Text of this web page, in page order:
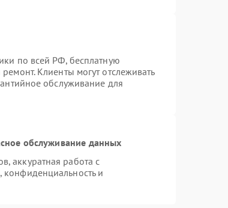
по всей РФ, бесплатную
Клиенты могут отслеживать
обслуживание для
обслуживание данных
аккуратная работа с
и